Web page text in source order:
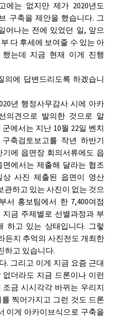
에는 없지만 제가 2020년도
구축을 제안을 했습니다. 그
어나는 전에 있었던 일, 앞으
다 후세에 보여줄 수 있는 아
는데 지금 현재 이게 진행
에 답변드리도록 하겠습니
년 행정사무감사 시에 아카
의견으로 발의한 것으로 알
에서는 지난 10월 22일 벤치
축검토보고를 작년 하반기
에 읍면장 회의서류에도 읍
에서는 제출해 달라는 협조
사진 제출된 읍면이 영산
관하고 있는 사진이 없는 것으
서 홍보팀에서 한 7,400여점
금 주제별로 선별과정과 부
하고 있는 상태입니다. 그렇
든지 추억의 사진전도 개최한
하고 있습니다.
. 그리고 이게 지금 요즘 근대
더라도 지금 드론이나 이런
금 시시각각 바뀌는 우리지
찍어가지고 그런 것도 드론
이게 아카이브식으로 구축을